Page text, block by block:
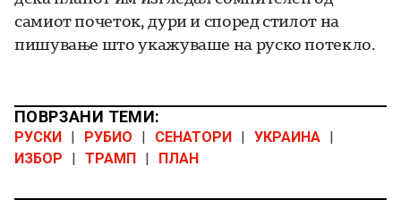
самиот почеток, дури и според стилот на
пишување што укажуваше на руско потекло.
ПОВРЗАНИ ТЕМИ:
РУСКИ | РУБИО | СЕНАТОРИ | УКРАИНА |
ИЗБОР
| ТРАМП | ПЛАН